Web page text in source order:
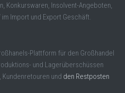
Konkurswaren, Insolvent-Angeboten,
Import und Export Geschäft.
Plattform für den Großhandel
und Lagerüberschüssen
und den Restposten